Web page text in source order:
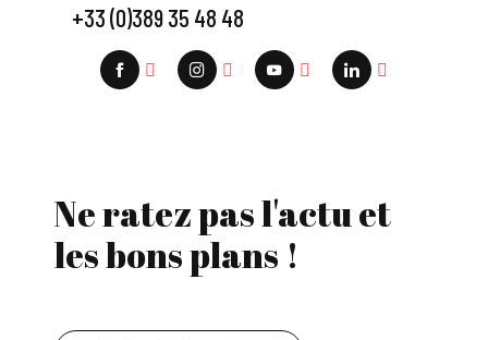
+33 (0)389 35 48 48
Ne ratez pas l'actu et
les bons plans !